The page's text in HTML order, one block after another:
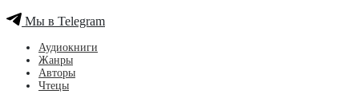
Мы в Telegram
Аудиокниги
Жанры
Авторы
Чтецы